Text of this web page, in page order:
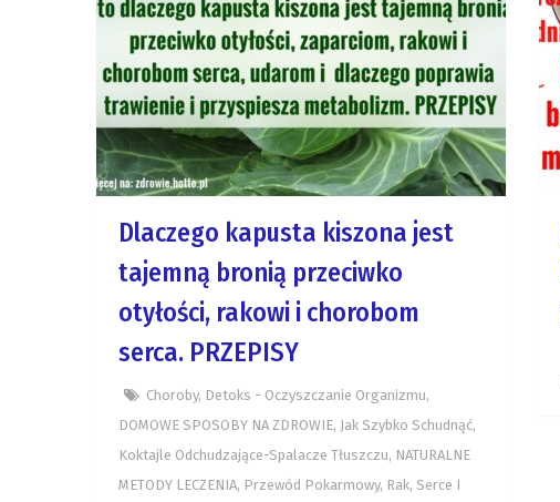
Dlaczego kapusta kiszona jest
tajemną bronią przeciwko
otyłości, rakowi i chorobom
serca. PRZEPISY
Choroby, Detoks - Oczyszczanie Organizmu,
DOMOWE SPOSOBY NA ZDROWIE, Jak Szybko Schudnąć,
Koktajle Odchudzające-Spalacze Tłuszczu, NATURALNE
METODY LECZENIA, Przewód Pokarmowy, Rak, Serce I